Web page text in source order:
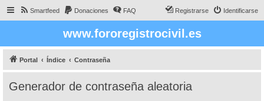
Smartfeed Donaciones FAQ Identificarse
Registrarse
www.fororegistrocivil.es
Portal Índice Contraseña
Generador de contraseña aleatoria